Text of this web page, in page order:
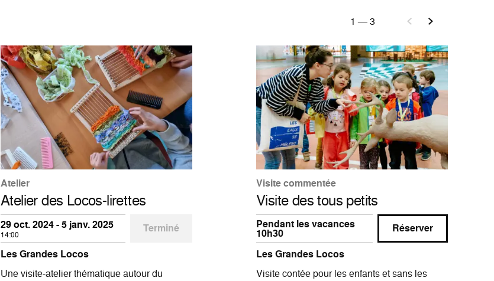
1 —3
Atelier
Atelier des Locos-lirettes
29 oct. 2024 - 5 janv. 2025
14:00
Terminé
Les Grandes Locos
Une visite-atelier thématique autour du
Visite commentée
Visite des tous petits
Pendant les vacances
10h30
Réserver
Les Grandes Locos
Visite contée pour les enfants et sans les